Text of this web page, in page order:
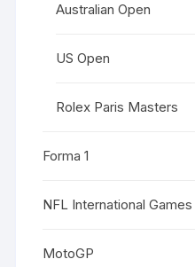
Australian Open
US Open
Rolex Paris Masters
Forma 1
NFL International Games
MotoGP